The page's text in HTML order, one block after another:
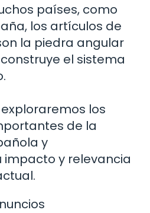
países, como
los artículos de
la piedra angular
el sistema
los
de la
y
impacto y relevancia